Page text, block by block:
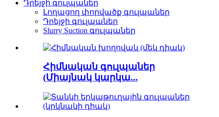
Դրեյջի գուլպաներ
Լողացող փորվածք գուլպաներ
Դրեյջի գուլպաներ
Slurry Suction գուլպաներ
Հիմնական գուլպաներ
(Միայնակ կարկա...